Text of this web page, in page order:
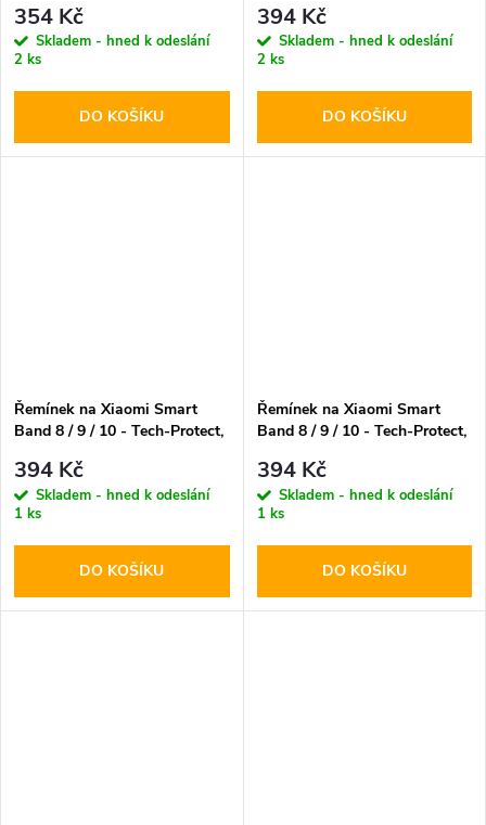
354 Kč
Skladem - hned k odeslání
2 ks
DO KOŠÍKU
394 Kč
Skladem - hned k odeslání
2 ks
DO KOŠÍKU
Řemínek na Xiaomi Smart
Band 8 / 9 / 10 - Tech-Protect,
394 Kč
Skladem - hned k odeslání
1 ks
DO KOŠÍKU
Řemínek na Xiaomi Smart
Band 8 / 9 / 10 - Tech-Protect,
394 Kč
Skladem - hned k odeslání
1 ks
DO KOŠÍKU